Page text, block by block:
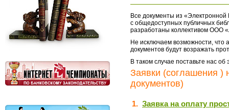
Все документы из «Электронной
с общедоступных публичных
разработаны коллективом ООО
Не исключаем возможности, что
документов будут возражать
В таком случае поставьте нас
Заявки (соглашения )
документов)
1. Заявка на оплату